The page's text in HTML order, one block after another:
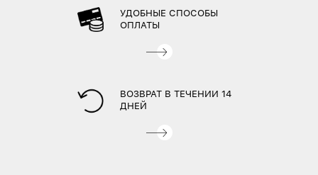
УДОБНЫЕ СПОСОБЫ
ОПЛАТЫ
ВОЗВРАТ В ТЕЧЕНИИ 14
ДНЕЙ